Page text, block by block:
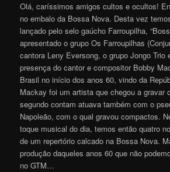
Olá, caríssimos amigos cultos e ocultos!
no embalo da Bossa Nova. Desta vez
lançado pelo selo gaúcho Farroupilha,
apresentado o grupo Os Farroupilhas
cantora Leny Eversong, o grupo Jongo Trio
presença do cantor e compositor Bobby
Brasil no início dos anos 60, vindo da
Mackay foi um artista que chegou a gravar
segundo contam atuava também com o
Napoleão, com o qual gravou compactos.
toque musical do dia, temos então quatro
de um repertório calcado na Bossa Nova.
produção daqueles anos 60 que não
no GTM…